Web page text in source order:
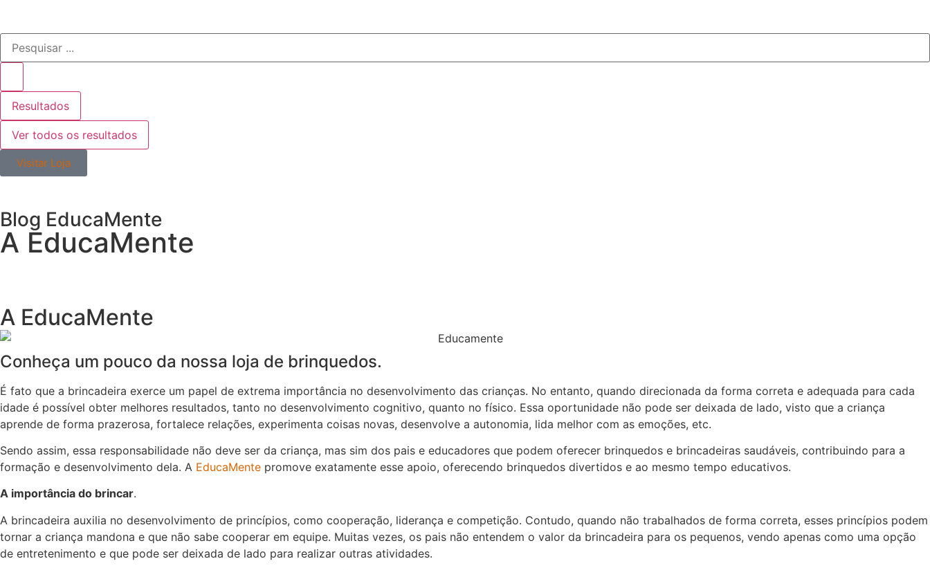
Resultados
Ver todos os resultados
Visitar Loja
Blog EducaMente
A EducaMente
A EducaMente
Conheça um pouco da nossa loja de brinquedos.
É fato que a brincadeira exerce um papel de extrema importância no desenvolvimento das crianças. No entanto, quando direcionada da forma correta e adequada para cada
idade é possível obter melhores resultados, tanto no desenvolvimento cognitivo, quanto no físico. Essa oportunidade não pode ser deixada de lado, visto que a criança
aprende de forma prazerosa, fortalece relações, experimenta coisas novas, desenvolve a autonomia, lida melhor com as emoções, etc.
Sendo assim, essa responsabilidade não deve ser da criança, mas sim dos pais e educadores que podem oferecer brinquedos e brincadeiras saudáveis, contribuindo para a
formação e desenvolvimento dela. A EducaMente promove exatamente esse apoio, oferecendo brinquedos divertidos e ao mesmo tempo educativos.
A importância do brincar.
A brincadeira auxilia no desenvolvimento de princípios, como cooperação, liderança e competição. Contudo, quando não trabalhados de forma correta, esses princípios podem
tornar a criança mandona e que não sabe cooperar em equipe. Muitas vezes, os pais não entendem o valor da brincadeira para os pequenos, vendo apenas como uma opção
de entretenimento e que pode ser deixada de lado para realizar outras atividades.